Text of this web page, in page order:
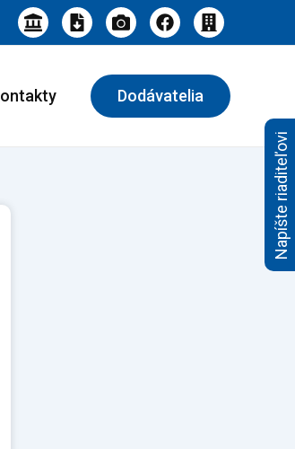
Dodávatelia
Napíšte riaditeľovi